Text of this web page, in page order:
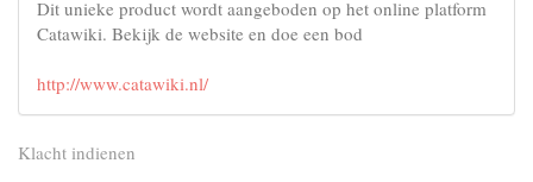
Dit unieke product wordt aangeboden op het online platform
Catawiki. Bekijk de website en doe een bod
http://www.catawiki.nl/
Klacht indienen